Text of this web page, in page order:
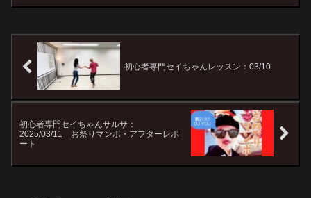
初心者専門セイちゃんレッスン：03/10
初心者専門セイちゃんサルサ：
2025/03/11 お祭りマンボ・アフターレポ
ート